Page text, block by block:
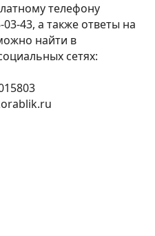
телефону
43, а также ответы на
найти в
сетях: